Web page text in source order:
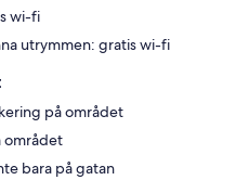
wi-fi
utrymmen: gratis wi-fi
på området
området
bara på gatan